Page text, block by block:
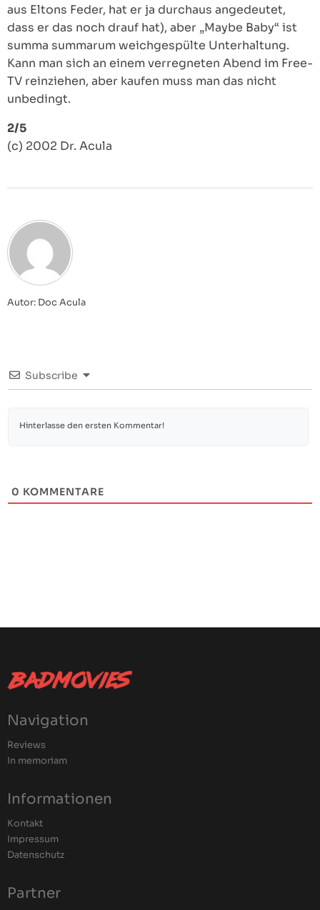
aus Eltons Feder, hat er ja durchaus angedeutet,
dass er das noch drauf hat), aber „Maybe Baby“ ist
summa summarum weichgespülte Unterhaltung.
Kann man sich an einem verregneten Abend im Free-
TV reinziehen, aber kaufen muss man das nicht
unbedingt.
2/5
(c) 2002 Dr. Acula
Autor: Doc Acula
Subscribe
0 KOMMENTARE
Navigation
Reviews
In memoriam
Informationen
Kontakt
Impressum
Datenschutz
Partner